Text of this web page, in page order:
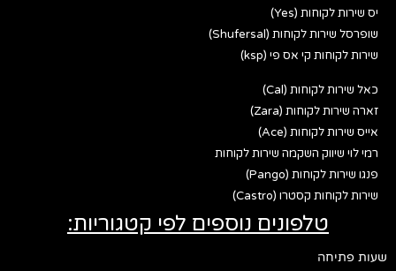
יס שירות לקוחות (Yes)
שופרסל שירות לקוחות (Shufersal)
שירות לקוחות קי אס פי (ksp)
כאל שירות לקוחות (Cal)
זארה שירות לקוחות (Zara)
אייס שירות לקוחות (Ace)
רמי לוי שיווק השקמה שירות לקוחות
פנגו שירות לקוחות (Pango)
שירות לקוחות קסטרו (Castro)
טלפונים נוספים לפי קטגוריות:
שעות פתיחה